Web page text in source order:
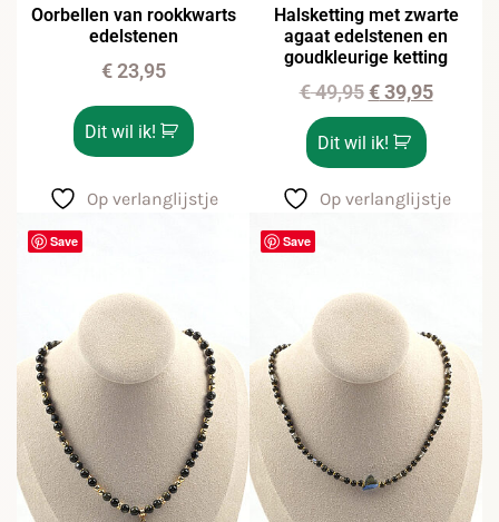
Oorbellen van rookkwarts
edelstenen
€23,95
Dit wil ik!
Op verlanglijstje
Halsketting met zwarte
agaat edelstenen en
goudkleurige ketting
€49,95 €39,95
Dit wil ik!
Op verlanglijstje
Save Save